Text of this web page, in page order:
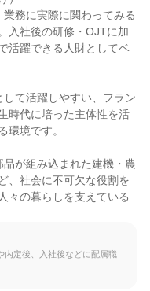
務に実際に関わってみる
入社後の研修・OJTに加
活躍できる人財としてベ
て活躍しやすい、フラン
時代に培った主体性を活
環境です。
が組み込まれた建機・農
、社会に不可欠な役割を
々の暮らしを支えている
内定後、入社後などに配属職